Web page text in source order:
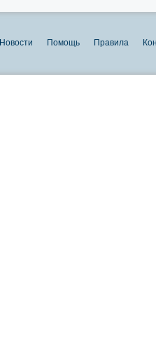
Новости Помощь Правила